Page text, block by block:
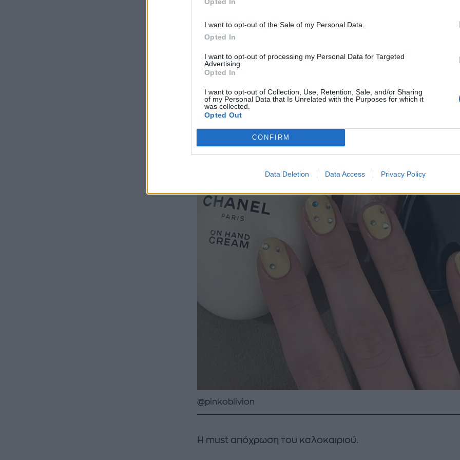
I want to opt-out of the Sale of my Personal Data.
Opted In
I want to opt-out of processing my Personal Data for Targeted
Advertising.
Opted In
I want to opt-out of Collection, Use, Retention, Sale, and/or Sharing
of my Personal Data that Is Unrelated with the Purposes for which it
was collected.
Opted Out
CONFIRM
Data Deletion Data Access Privacy Policy
Butter βερνίκι
@pinkoblivion
Η must απόχρωση του καλοκαιριού.